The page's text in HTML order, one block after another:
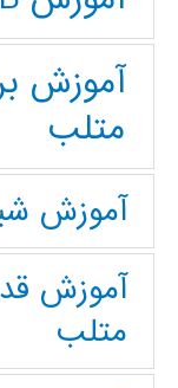
آموزش
متلب
آموزش
آموزش
متلب